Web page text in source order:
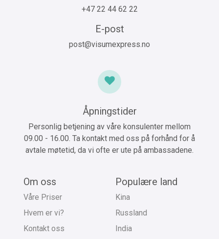
+47 22 44 62 22
E-post
post@visumexpress.no
Åpningstider
Personlig betjening av våre konsulenter mellom
09.00 - 16.00. Ta kontakt med oss på forhånd for å
avtale møtetid, da vi ofte er ute på ambassadene.
Om oss
Våre Priser
Hvem er vi?
Kontakt oss
Populære land
Kina
Russland
India